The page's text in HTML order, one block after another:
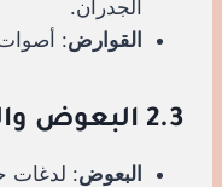
الجدران.
القوارض:
2.3 البعوض والعناكب والبراغيث
البعوض: لدغات